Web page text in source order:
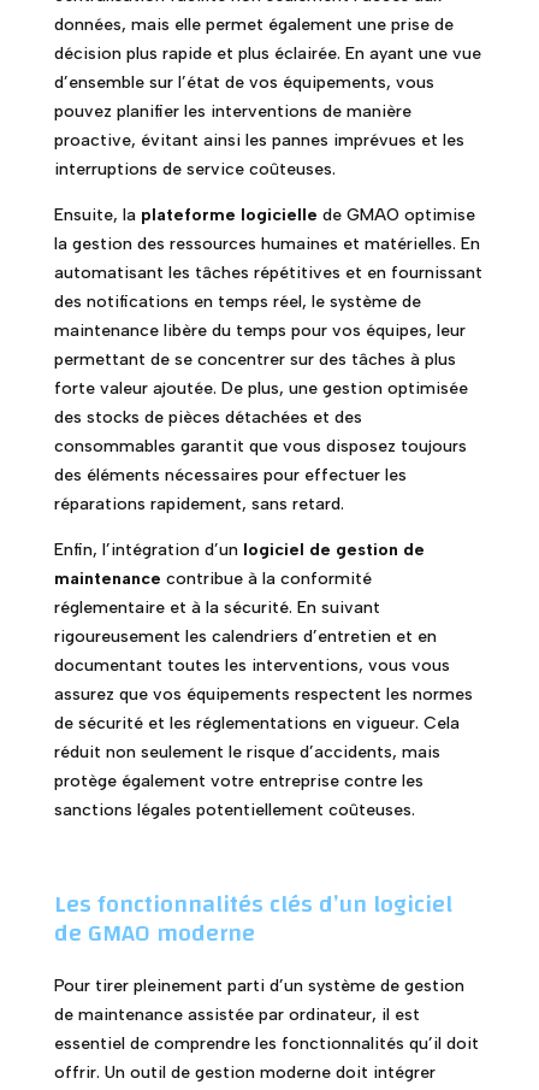
données, mais elle permet également une prise de
décision plus rapide et plus éclairée. En ayant une vue
d’ensemble sur l’état de vos équipements, vous
pouvez planifier les interventions de manière
proactive, évitant ainsi les pannes imprévues et les
interruptions de service coûteuses.
Ensuite, la plateforme logicielle de GMAO optimise
la gestion des ressources humaines et matérielles. En
automatisant les tâches répétitives et en fournissant
des notifications en temps réel, le système de
maintenance libère du temps pour vos équipes, leur
permettant de se concentrer sur des tâches à plus
forte valeur ajoutée. De plus, une gestion optimisée
des stocks de pièces détachées et des
consommables garantit que vous disposez toujours
des éléments nécessaires pour effectuer les
réparations rapidement, sans retard.
Enfin, l’intégration d’un logiciel de gestion de
maintenance contribue à la conformité
réglementaire et à la sécurité. En suivant
rigoureusement les calendriers d’entretien et en
documentant toutes les interventions, vous vous
assurez que vos équipements respectent les normes
de sécurité et les réglementations en vigueur. Cela
réduit non seulement le risque d’accidents, mais
protège également votre entreprise contre les
sanctions légales potentiellement coûteuses.
Les fonctionnalités clés d’un logiciel
de GMAO moderne
Pour tirer pleinement parti d’un système de gestion
de maintenance assistée par ordinateur, il est
essentiel de comprendre les fonctionnalités qu’il doit
offrir. Un outil de gestion moderne doit intégrer